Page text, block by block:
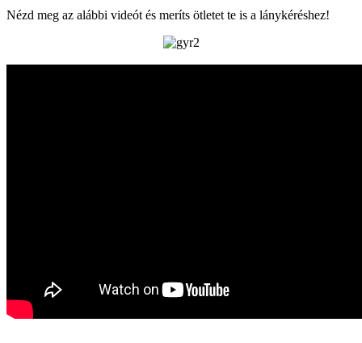
Nézd meg az alábbi videót és meríts ötletet te is a lánykéréshez!